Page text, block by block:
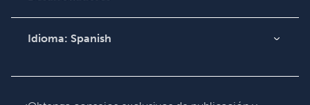
Comuníquese con
Idioma: Spanish
Deutsch
Français